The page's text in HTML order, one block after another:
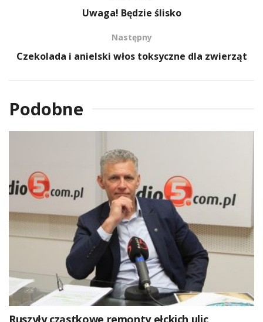
Uwaga! Będzie ślisko
Następny
Czekolada i anielski włos toksyczne dla zwierząt
Podobne
Ruszyły cząstkowe remonty ełckich ulic